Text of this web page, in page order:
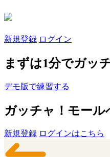
新規登録 ログイン
まずは1分でガッ
デモ版で練習する
ガッチャ！モール
新規登録 ログインはこちら